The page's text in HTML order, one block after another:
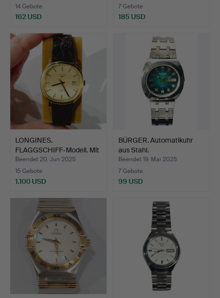
14 Gebote
162 USD
7 Gebote
185 USD
LONGINES.
FLAGGSCHIFF-Modell. Mit
Gehäuse …
Beendet 20. Jun 2025
15 Gebote
1.100 USD
BÜRGER. Automatikuhr
aus Stahl.
Beendet 19. Mai 2025
7 Gebote
99 USD